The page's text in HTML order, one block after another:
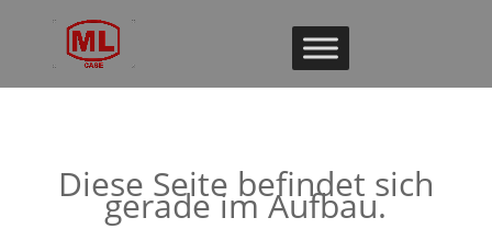
Diese Seite befindet sich
gerade im Aufbau.